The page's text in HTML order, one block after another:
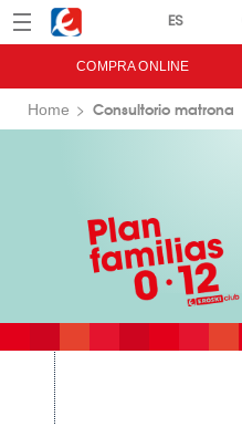
Menú Eroski
COMPRA ONLINE
Home Consultorio matrona